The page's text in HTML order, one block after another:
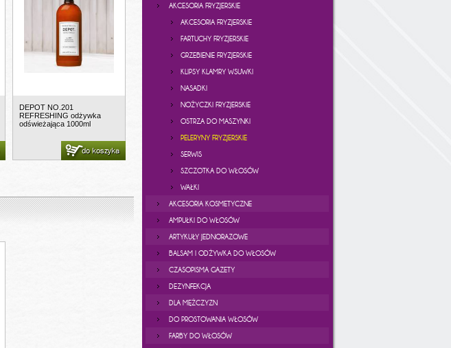
DEPOT NO.201
REFRESHING odżywka
odświeżająca 1000ml
do koszyka
AKCESORIA FRYZJERSKIE
AKCESORIA FRYZJERSKIE
FARTUCHY FRYZJERSKIE
GRZEBIENIE FRYZJERSKIE
KLIPSY KLAMRY WSUWKI
NASADKI
NOŻYCZKI FRYZJERSKIE
OSTRZA DO MASZYNKI
PELERYNY FRYZJERSKIE
SERWIS
SZCZOTKA DO WŁOSÓW
WAŁKI
AKCESORIA KOSMETYCZNE
AMPUŁKI DO WŁOSÓW
ARTYKUŁY JEDNORAZOWE
BALSAM I ODŻYWKA DO WŁOSÓW
CZASOPISMA GAZETY
DEZYNFEKCJA
DLA MĘŻCZYZN
DO PROSTOWANIA WŁOSÓW
FARBY DO WŁOSÓW